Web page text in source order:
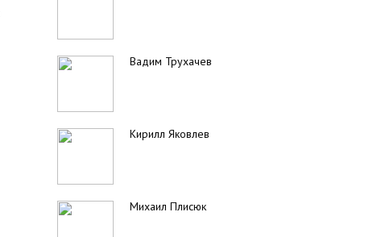
Вадим Трухачев
Кирилл Яковлев
Михаил Плисюк